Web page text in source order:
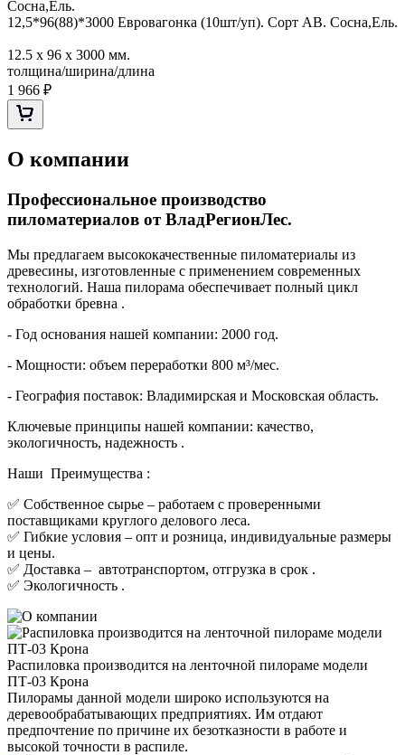
12,5*96(88)*3000 Евровагонка (10шт/уп). Сорт АВ. Сосна,Ель.
12.5 х 96 х 3000 мм.
толщина/ширина/длина
1 966 ₽
О компании
Профессиональное производство
пиломатериалов от ВладРегионЛес.
Мы предлагаем высококачественные пиломатериалы из
древесины, изготовленные с применением современных
технологий. Наша пилорама обеспечивает полный цикл
обработки бревна .
- Год основания нашей компании: 2000 год.
- Мощности: объем переработки 800 м³/мес.
- География поставок: Владимирская и Московская область.
Ключевые принципы нашей компании: качество,
экологичность, надежность .
Наши Преимущества :
✅ Собственное сырье – работаем с проверенными
поставщиками круглого делового леса.
✅ Гибкие условия – опт и розница, индивидуальные размеры
и цены.
✅ Доставка – автотранспортом, отгрузка в срок .
✅ Экологичность .
Распиловка производится на ленточной пилораме модели
ПТ-03 Крона
Пилорамы данной модели широко используются на
деревообрабатывающих предприятиях. Им отдают
предпочтение по причине их безотказности в работе и
высокой точности в распиле.